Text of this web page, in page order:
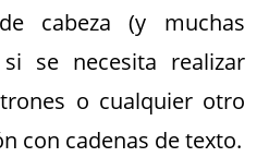
cabeza (y muchas
se necesita realizar
o cualquier otro
con cadenas de texto.